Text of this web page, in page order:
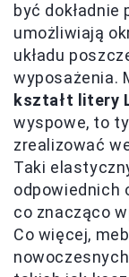
być
umożliwiają
układu
wyposażenia.
kształt litery
wyspowe, to
zrealizować
Taki
odpowiednich
co znacząco
Co więcej,